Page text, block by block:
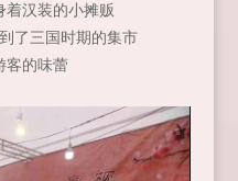
着汉装的小摊贩
了三国时期的集市
客的味蕾